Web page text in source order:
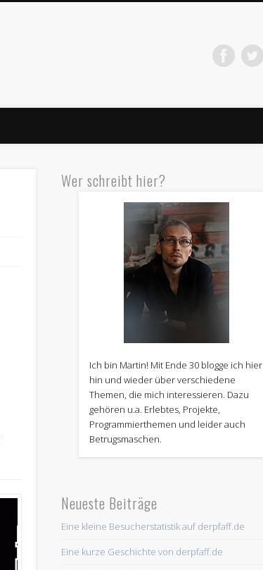
Wer schreibt hier?
Ich bin Martin! Mit Ende 30 blogge ich hier
hin und wieder über verschiedene
Themen, die mich interessieren. Dazu
gehören u.a. Erlebtes, Projekte,
Programmierthemen und leider auch
Betrugsmaschen.
Neueste Beiträge
Eine kleine Besucherstatistik auf derpfaff.de
Eine kurze Geschichte von derpfaff.de